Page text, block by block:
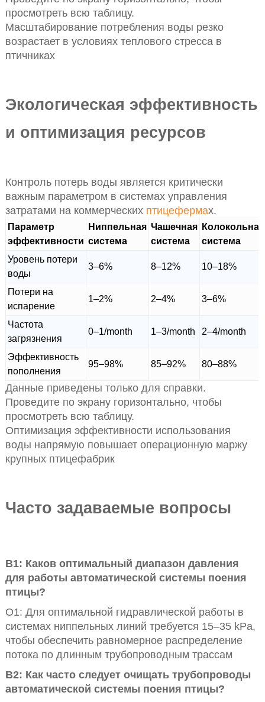
просмотреть всю таблицу.
Масштабирование потребления воды резко
возрастает в условиях теплового стресса в
птичниках
Экологическая эффективность
и оптимизация ресурсов
Контроль потерь воды является критически
важным параметром в системах управления
затратами на коммерческих птицефермах.
Параметр
эффективности
Ниппельная
система
Чашечная
система
Колокольная
система
Уровень потери
воды
3–6% 8–12% 10–18%
Потери на
испарение
1–2% 2–4% 3–6%
Частота
загрязнения
0–1/month 1–3/month 2–4/month
Эффективность
пополнения
95–98% 85–92% 80–88%
Данные приведены только для справки.
Проведите по экрану горизонтально, чтобы
просмотреть всю таблицу.
Оптимизация эффективности использования
воды напрямую повышает операционную маржу
крупных птицефабрик
Часто задаваемые вопросы
В1: Каков оптимальный диапазон давления
для работы автоматической системы поения
птицы?
О1: Для оптимальной гидравлической работы в
системах ниппельных линий требуется 15–35 kPa,
чтобы обеспечить равномерное распределение
потока по длинным трубопроводным трассам
В2: Как часто следует очищать трубопроводы
автоматической системы поения птицы?